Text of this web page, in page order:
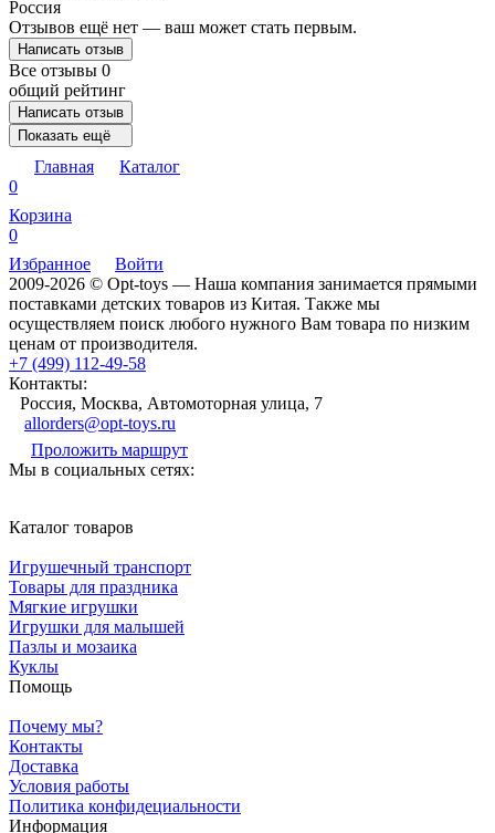
Россия
Отзывов ещё нет — ваш может стать первым.
Написать отзыв
Все отзывы 0
общий рейтинг
Написать отзыв
Показать ещё
Главная
Каталог
0
Корзина
0
Избранное
Войти
2009-2026 © Opt-toys — Наша компания занимается прямыми
поставками детских товаров из Китая. Также мы
осуществляем поиск любого нужного Вам товара по низким
ценам от производителя.
+7 (499) 112-49-58
Контакты:
Россия, Москва, Автомоторная улица, 7
allorders@opt-toys.ru
Проложить маршрут
Мы в социальных сетях:
Каталог товаров
Игрушечный транспорт
Товары для праздника
Мягкие игрушки
Игрушки для малышей
Пазлы и мозаика
Куклы
Помощь
Почему мы?
Контакты
Доставка
Условия работы
Политика конфидециальности
Информация